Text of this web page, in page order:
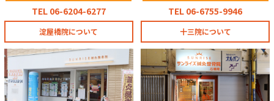
TEL 06-6204-6277
淀屋橋院について
TEL 06-6755-9946
十三院について